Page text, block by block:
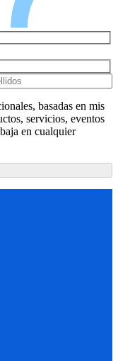
basadas en mis
servicios, eventos
en cualquier